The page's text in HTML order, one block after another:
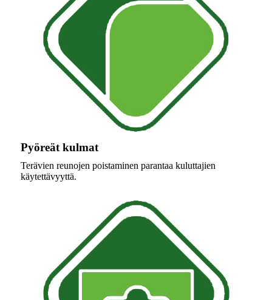
Pyöreät kulmat
Terävien reunojen poistaminen parantaa kuluttajien
käytettävyyttä.